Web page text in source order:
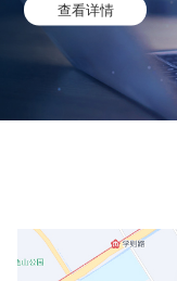
查看详情